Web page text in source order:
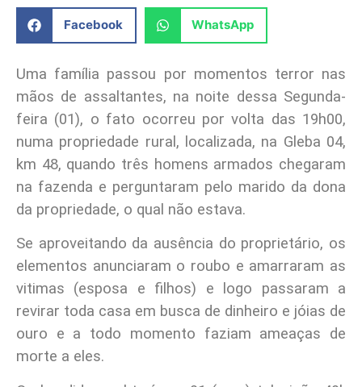
Facebook WhatsApp
Uma família passou por momentos terror nas
mãos de assaltantes, na noite dessa Segunda-
feira (01), o fato ocorreu por volta das 19h00,
numa propriedade rural, localizada, na Gleba 04,
km 48, quando três homens armados chegaram
na fazenda e perguntaram pelo marido da dona
da propriedade, o qual não estava.
Se aproveitando da ausência do proprietário, os
elementos anunciaram o roubo e amarraram as
vitimas (esposa e filhos) e logo passaram a
revirar toda casa em busca de dinheiro e jóias de
ouro e a todo momento faziam ameaças de
morte a eles.